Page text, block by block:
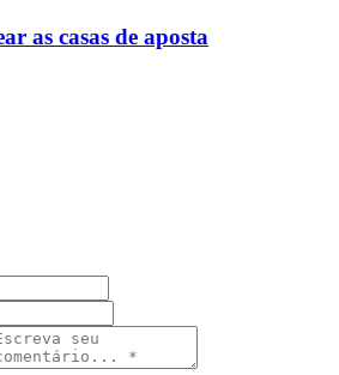
as casas de aposta